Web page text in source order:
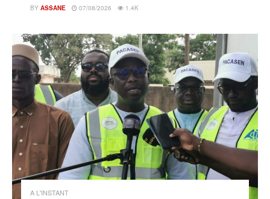
BY ASSANE 07/08/2026 1.4K
A L'INSTANT